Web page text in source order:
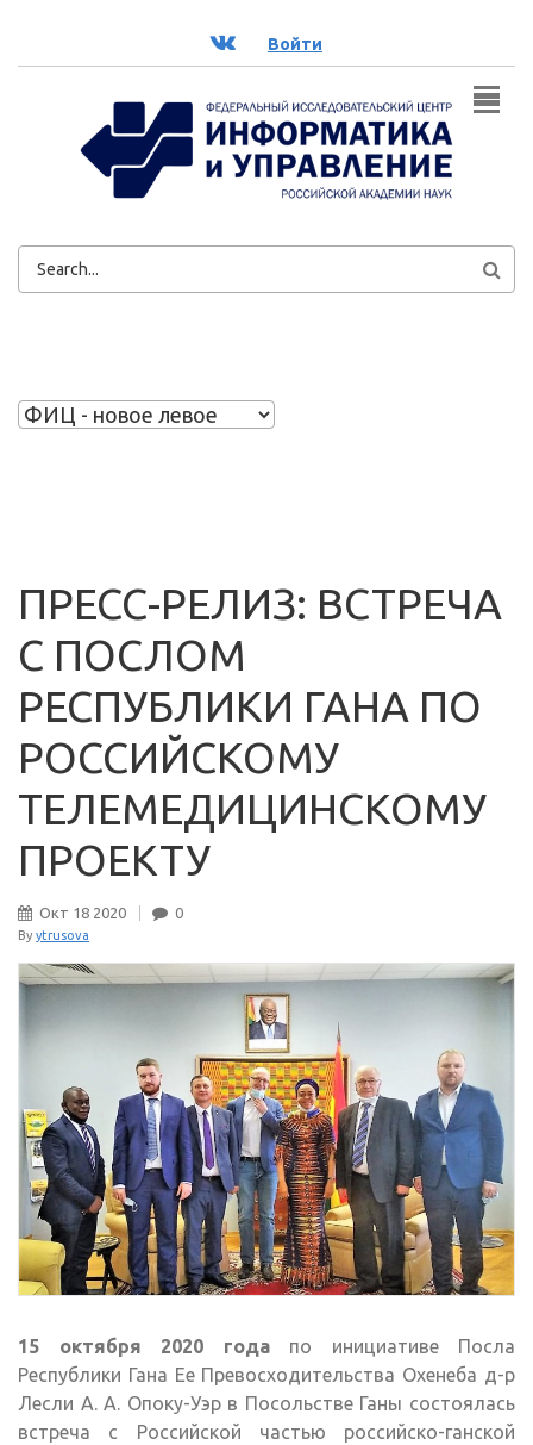
ВК Войти
ФОРМА
ПРЕСС-РЕЛИЗ: ВСТРЕЧА
С ПОСЛОМ
РЕСПУБЛИКИ ГАНА ПО
РОССИЙСКОМУ
ТЕЛЕМЕДИЦИНСКОМУ
ПРОЕКТУ
Окт 18 2020 0
By ytrusova
15 октября 2020 годапо инициативе Посла
Республики Гана Ее Превосходительства Охенеба д-р
Лесли А. А. Опоку-Уэр в Посольстве Ганы состоялась
встреча с Российской частью российско-ганской